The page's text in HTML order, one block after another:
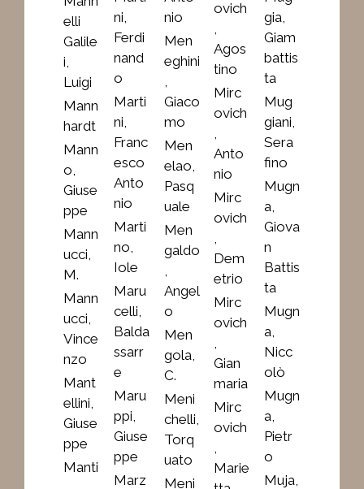
elli
Galile
i,
Luigi
Mann
hardt
Mann
o,
Giuse
ppe
Mann
ucci,
M.
Mann
ucci,
Vince
nzo
Mant
ellini,
Giuse
ppe
Manti
ni,
Ferdi
nand
o
Marti
ni,
Franc
esco
Anto
nio
Marti
no,
Iole
Maru
celli,
Balda
ssarr
e
Maru
ppi,
Giuse
ppe
Marz
nio
Men
eghini
Giaco
mo
Men
elao,
Pasq
uale
Men
galdo
Angel
o
Men
gola,
C.
Meni
chelli,
Torq
uato
Meni
ovich
Agos
tino
Mirc
ovich
Anto
nio
Mirc
ovich
Dem
etrio
Mirc
ovich
Gian
maria
Mirc
ovich
Marie
gia,
Giam
battis
ta
Mug
giani,
Sera
fino
Mugn
a,
Giova
n
Battis
ta
Mugn
a,
Nicc
olò
Mugn
a,
Pietr
o
Muja,